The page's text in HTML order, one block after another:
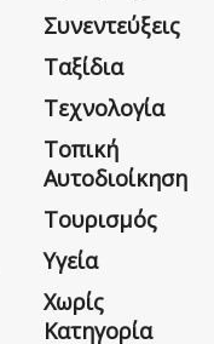
Συνεντεύξεις
Ταξίδια
Τεχνολογία
Τοπική
Αυτοδιοίκηση
Τουρισμός
Υγεία
Χωρίς
Κατηγορία